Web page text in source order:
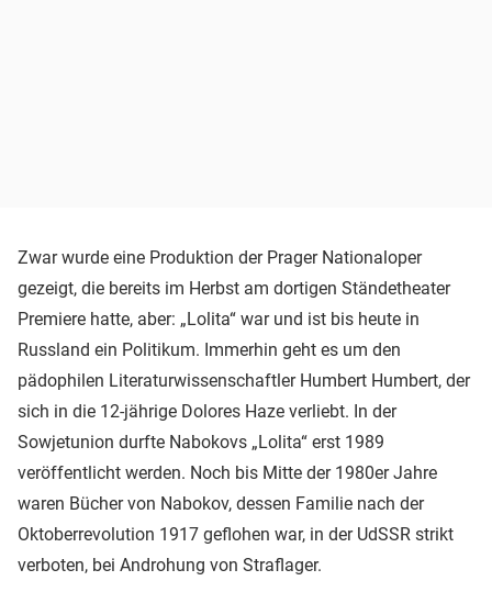
Zwar wurde eine Produktion der Prager Nationaloper
gezeigt, die bereits im Herbst am dortigen Ständetheater
Premiere hatte, aber: „Lolita“ war und ist bis heute in
Russland ein Politikum. Immerhin geht es um den
pädophilen Literaturwissenschaftler Humbert Humbert, der
sich in die 12-jährige Dolores Haze verliebt. In der
Sowjetunion durfte Nabokovs „Lolita“ erst 1989
veröffentlicht werden. Noch bis Mitte der 1980er Jahre
waren Bücher von Nabokov, dessen Familie nach der
Oktoberrevolution 1917 geflohen war, in der UdSSR strikt
verboten, bei Androhung von Straflager.